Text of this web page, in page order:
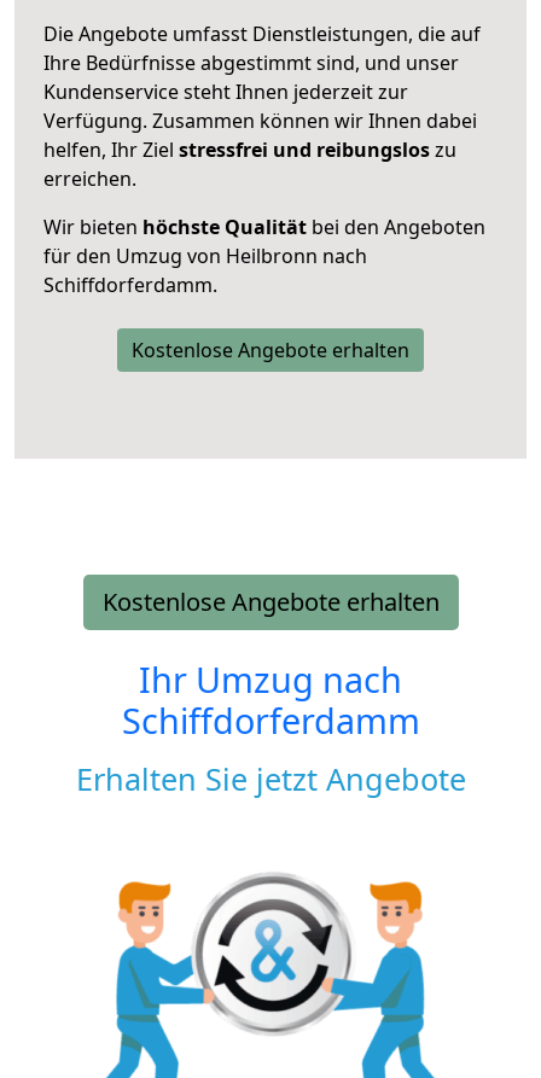
Die Angebote umfasst Dienstleistungen, die auf
Ihre Bedürfnisse abgestimmt sind, und unser
Kundenservice steht Ihnen jederzeit zur
Verfügung. Zusammen können wir Ihnen dabei
helfen, Ihr Ziel stressfrei und reibungsloszu
erreichen.
Wir bieten höchste Qualität bei den Angeboten
für den Umzug von Heilbronn nach
Schiffdorferdamm.
Kostenlose Angebote erhalten
Kostenlose Angebote erhalten
Ihr Umzug nach
Schiffdorferdamm
Erhalten Sie jetzt Angebote